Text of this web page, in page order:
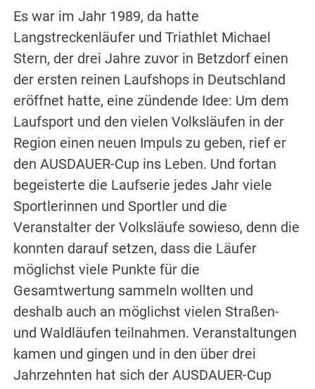
Es war im Jahr 1989, da hatte
Langstreckenläufer und Triathlet Michael
Stern, der drei Jahre zuvor in Betzdorf einen
der ersten reinen Laufshops in Deutschland
eröffnet hatte, eine zündende Idee: Um dem
Laufsport und den vielen Volksläufen in der
Region einen neuen Impuls zu geben, rief er
den AUSDAUER-Cup ins Leben. Und fortan
begeisterte die Laufserie jedes Jahr viele
Sportlerinnen und Sportler und die
Veranstalter der Volksläufe sowieso, denn die
konnten darauf setzen, dass die Läufer
möglichst viele Punkte für die
Gesamtwertung sammeln wollten und
deshalb auch an möglichst vielen Straßen-
und Waldläufen teilnahmen. Veranstaltungen
kamen und gingen und in den über drei
Jahrzehnten hat sich der AUSDAUER-Cup